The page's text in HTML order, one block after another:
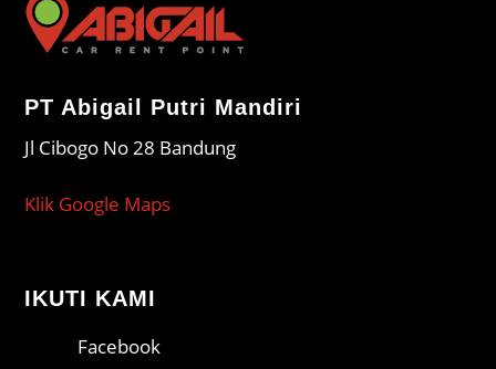
PT Abigail Putri Mandiri
Jl Cibogo No 28 Bandung
Klik Google Maps
IKUTI KAMI
Facebook